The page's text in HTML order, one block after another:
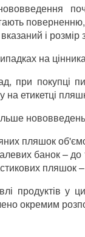
і
на
при покупці
на етикетці
пляшок
банок – до
пляшок–
продуктів у
окремим